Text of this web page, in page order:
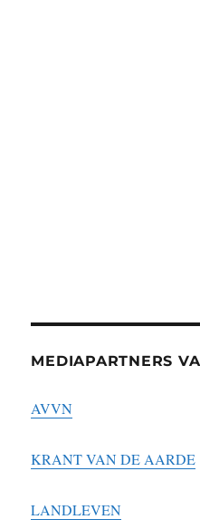
MEDIAPARTNERS
AVVN
KRANT VAN DE AARDE
LANDLEVEN